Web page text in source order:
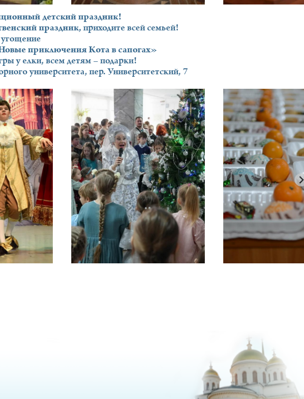
детский праздник!
праздник, приходите всей семьей!
приключения Кота в сапогах»
у елки, всем детям – подарки!
университета, пер. Университетский, 7